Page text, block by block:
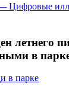
летнего
в
в парке